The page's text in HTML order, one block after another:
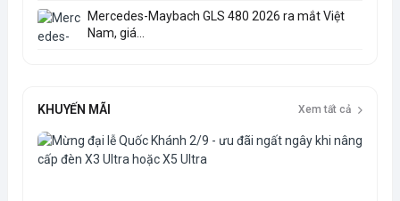
Mercedes-Maybach GLS 480 2026 ra mắt Việt
Nam, giá...
KHUYẾN MÃI Xem tất cả